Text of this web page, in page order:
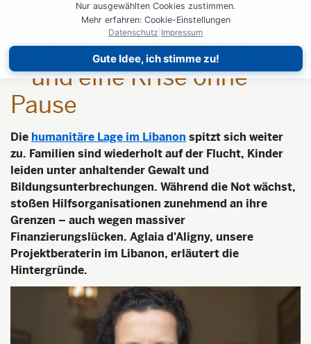
Nur ausgewählten Cookies zustimmen.
Mehr erfahren: Cookie-Einstellungen
Datenschutz Impressum
Gute Idee, ich stimme zu!
3 Fragen zur Situation im Libanon
Vertreibung, Erschöpfung
– und eine Krise ohne
Pause
Die humanitäre Lage im Libanon spitzt sich weiter
zu. Familien sind wiederholt auf der Flucht, Kinder
leiden unter anhaltender Gewalt und
Bildungsunterbrechungen. Während die Not wächst,
stoßen Hilfsorganisationen zunehmend an ihre
Grenzen – auch wegen massiver
Finanzierungslücken. Aglaia d'Aligny, unsere
Projektberaterin im Libanon, erläutert die
Hintergründe.